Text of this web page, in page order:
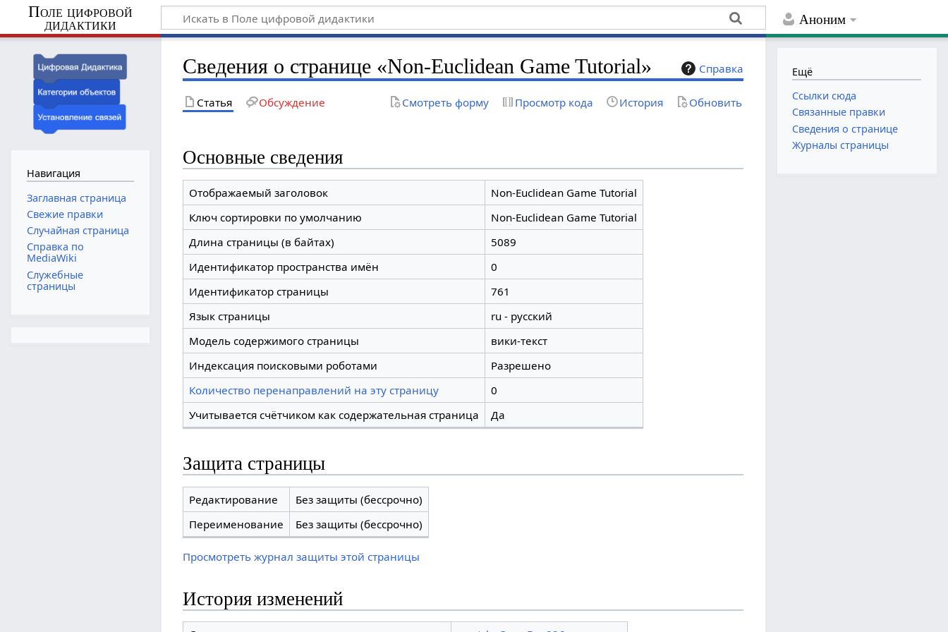
Аноним
Поле цифровой
дидактики
Справка
Сведения о странице «Non-Euclidean Game Tutorial»
Статья Обсуждение Смотреть форму Просмотр кода История Обновить
Основные сведения
Отображаемый заголовок
Non-Euclidean Game Tutorial
Ключ сортировки по умолчанию
Non-Euclidean Game Tutorial
Длина страницы (в байтах)
5089
Идентификатор пространства имён
0
Идентификатор страницы
761
Язык страницы
ru - русский
Модель содержимого страницы
вики-текст
Индексация поисковыми роботами
Разрешено
Количество перенаправлений на эту страницу
0
Учитывается счётчиком как содержательная страница
Да
Защита страницы
Редактирование
Без защиты (бессрочно)
Переименование
Без защиты (бессрочно)
Просмотреть журнал защиты этой страницы
История изменений
Навигация
Заглавная страница
Свежие правки
Случайная страница
Справка по
MediaWiki
Служебные
страницы
Ещё
Ссылки сюда
Связанные правки
Сведения о странице
Журналы страницы